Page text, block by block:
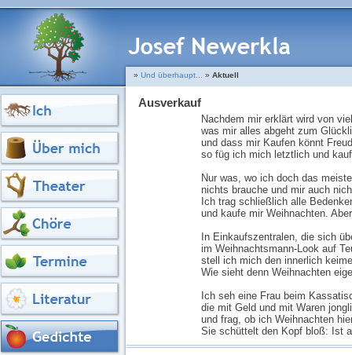
» Und überhaupt... » Aktuell
Ausverkauf
Nachdem mir erklärt wird von
was mir alles abgeht zum
und dass mir Kaufen könnt
so füg ich mich letztlich und
Nur was, wo ich doch das
nichts brauche und mir auch
Ich trag schließlich alle
und kaufe mir Weihnachten.
In Einkaufszentralen, die sich
im Weihnachtsmann-Look auf
stell ich mich den innerlich
Wie sieht denn Weihnachten
Ich seh eine Frau beim
die mit Geld und mit Waren
und frag, ob ich Weihnachten
Sie schüttelt den Kopf bloß: Ist